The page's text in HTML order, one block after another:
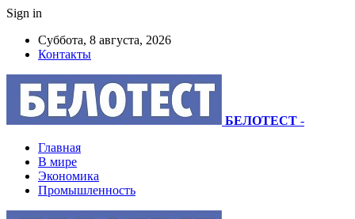
Sign in
Суббота, 8 августа, 2026
Контакты
БЕЛОТЕСТ -
Главная
В мире
Экономика
Промышленность